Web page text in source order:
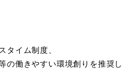
タイム制度、
の働きやすい環境創りを推奨し